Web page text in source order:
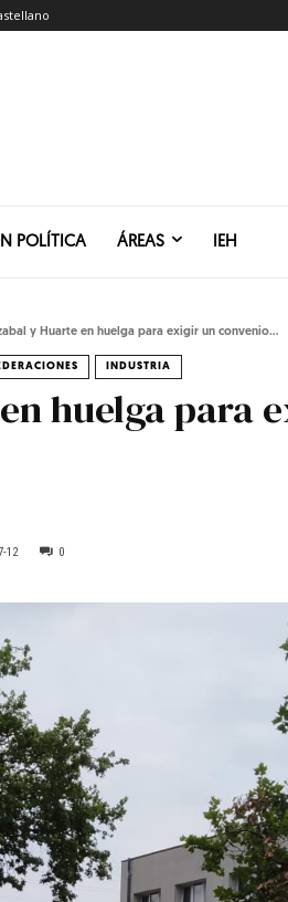
POLÍTICA ÁREAS IEH
y Huarte en huelga para exigir un convenio...
INDUSTRIA
huelga para
12 0